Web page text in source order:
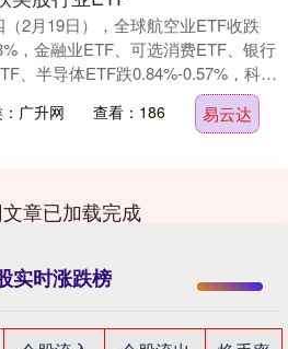
（2月19日），全球航空业ETF收跌
，金融业ETF、可选消费ETF、银行
、半导体ETF跌0.84%-0.57%，科技
广升网 查看：186 易云达
章已加载完成
实时涨跌榜